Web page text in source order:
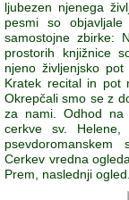
ljubezen njenega
pesmi so
samostojne zbirke:
prostorih knjižnice
njeno življenjsko
Kratek recital in pot
Okrepčali smo se z
za nami. Odhod na
cerkve sv.
Cerkev vredna
Prem, naslednji ogled.